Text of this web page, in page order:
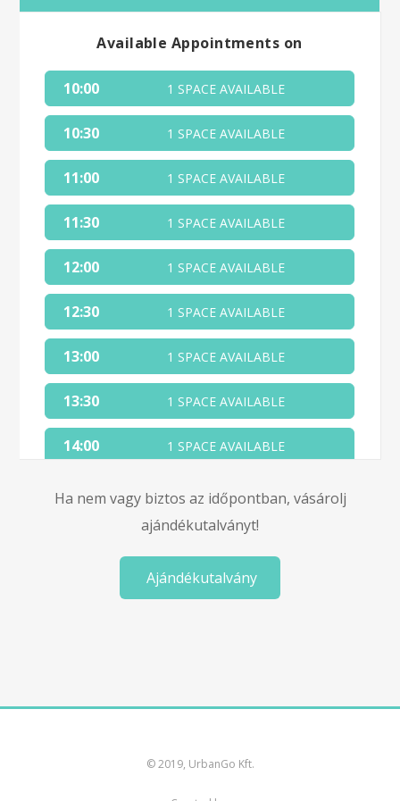
Available Appointments on
10:00 1 SPACE AVAILABLE
10:30 1 SPACE AVAILABLE
11:00 1 SPACE AVAILABLE
11:30 1 SPACE AVAILABLE
12:00 1 SPACE AVAILABLE
12:30 1 SPACE AVAILABLE
13:00 1 SPACE AVAILABLE
13:30 1 SPACE AVAILABLE
14:00 1 SPACE AVAILABLE
1 SPACE AVAILABLE
1 SPACE AVAILABLE
1 SPACE AVAILABLE
Ha nem vagy biztos az időpontban, vásárolj
ajándékutalványt!
Ajándékutalvány
© 2019, UrbanGo Kft.